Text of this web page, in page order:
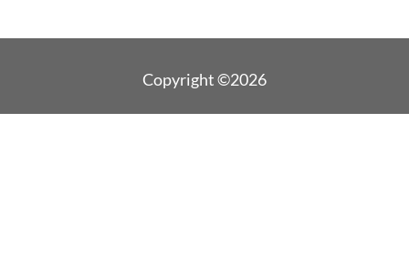
Copyright ©2026